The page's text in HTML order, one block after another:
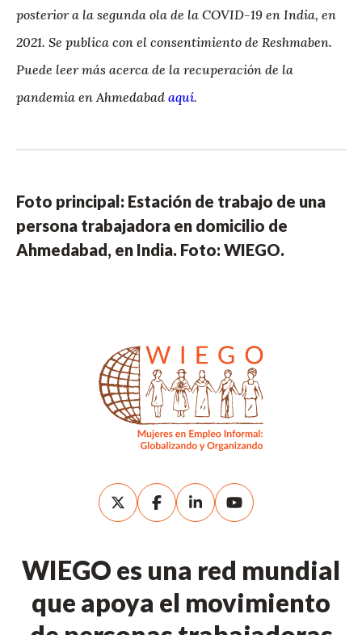
posterior a la segunda ola de la COVID-19 en India, en
2021. Se publica con el consentimiento de Reshmaben.
Puede leer más acerca de la recuperación de la
pandemia en Ahmedabad aquí.
Foto principal: Estación de trabajo de una
persona trabajadora en domicilio de
Ahmedabad, en India. Foto: WIEGO.
WIEGO es una red mundial
que apoya el movimiento